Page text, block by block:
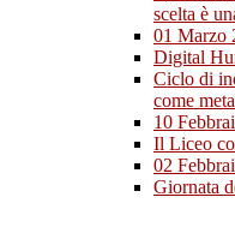
scelta è
01 Marzo
Digital
Ciclo di
come
10
Il Liceo
02
Giornata